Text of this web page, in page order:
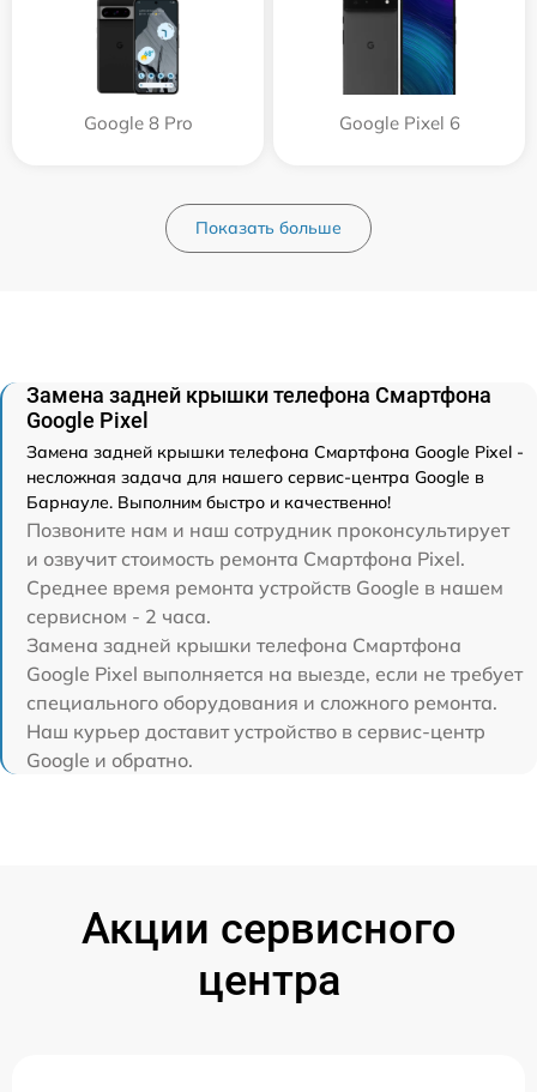
Google 8 Pro Google Pixel 6
Показать больше
Замена задней крышки телефона Смартфона
Google Pixel
Замена задней крышки телефона Смартфона Google Pixel -
несложная задача для нашего сервис-центра Google в
Барнауле. Выполним быстро и качественно!
Позвоните нам и наш сотрудник проконсультирует
и озвучит стоимость ремонта Смартфона Pixel.
Среднее время ремонта устройств Google в нашем
сервисном - 2 часа.
Замена задней крышки телефона Смартфона
Google Pixel выполняется на выезде, если не требует
специального оборудования и сложного ремонта.
Наш курьер доставит устройство в сервис-центр
Google и обратно.
Акции сервисного
центра